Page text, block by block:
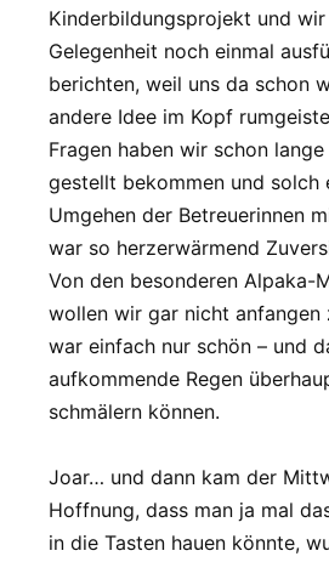
Kinderbildungsprojekt und
Gelegenheit noch einmal
berichten, weil uns da schon
andere Idee im Kopf
Fragen haben wir schon
gestellt bekommen und solch
Umgehen der Betreuerinnen
war so herzerwärmend
Von den besonderen Alpaka-
wollen wir gar nicht anfangen
war einfach nur schön – und
aufkommende Regen
schmälern können.
Joar… und dann kam der
Hoffnung, dass man ja mal
in die Tasten hauen könnte,